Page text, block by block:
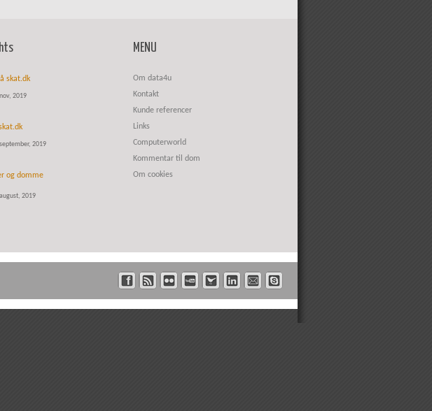
skat.dk
2019
2019
og domme
2019
MENU
Om data4u
Kontakt
Kunde referencer
Links
Computerworld
Kommentar til dom
Om cookies